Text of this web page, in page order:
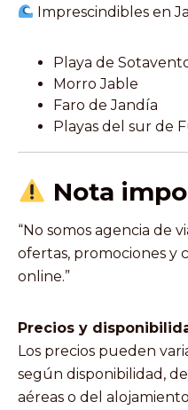
Imprescindibles en
Playa de
Morro Jable
Faro de Jandía
Playas del sur de
Nota
“No somos agencia de
ofertas, promociones y
online.”
Precios y
Los precios pueden
según disponibilidad,
aéreas o del